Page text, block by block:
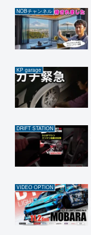
NOBチャンネル
KP garage
DRIFT STATION
VIDEO OPTION